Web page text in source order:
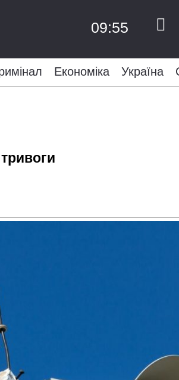
09:55
Економіка Україна